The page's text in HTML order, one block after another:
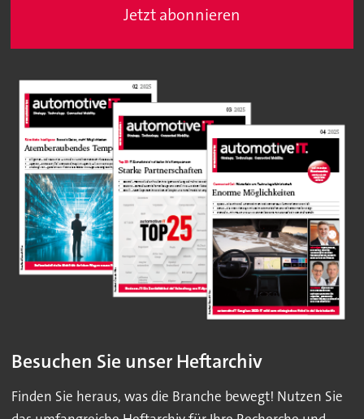
Jetzt abonnieren
Besuchen Sie unser Heftarchiv
Finden Sie heraus, was die Branche bewegt! Nutzen Sie